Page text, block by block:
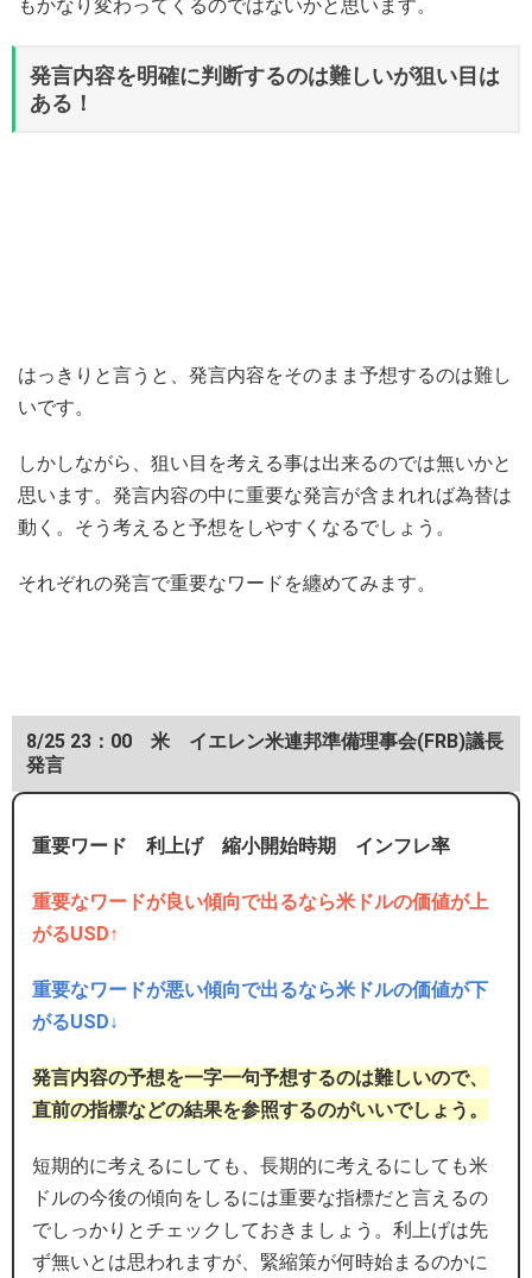
もかなり変わってくるのではないかと思います。
発言内容を明確に判断するのは難しいが狙い目は
ある！
はっきりと言うと、発言内容をそのまま予想するのは難し
いです。
しかしながら、狙い目を考える事は出来るのでは無いかと
思います。発言内容の中に重要な発言が含まれれば為替は
動く。そう考えると予想をしやすくなるでしょう。
それぞれの発言で重要なワードを纏めてみます。
8/25 23：00 米 イエレン米連邦準備理事会(FRB)議長
発言
重要ワード 利上げ 縮小開始時期 インフレ率
重要なワードが良い傾向で出るなら米ドルの価値が上
がるUSD↑
重要なワードが悪い傾向で出るなら米ドルの価値が下
がるUSD↓
発言内容の予想を一字一句予想するのは難しいので、
直前の指標などの結果を参照するのがいいでしょう。
短期的に考えるにしても、長期的に考えるにしても米
ドルの今後の傾向をしるには重要な指標だと言えるの
でしっかりとチェックしておきましょう。利上げは先
ず無いとは思われますが、緊縮策が何時始まるのかに